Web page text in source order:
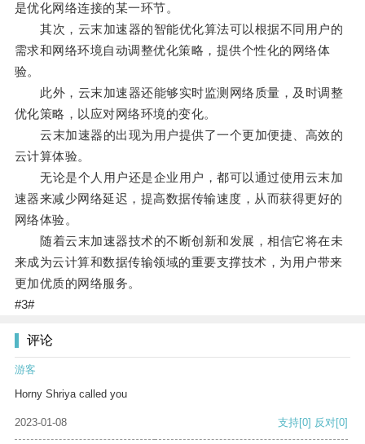
是优化网络连接的某一环节。
其次，云末加速器的智能优化算法可以根据不同用户的
需求和网络环境自动调整优化策略，提供个性化的网络体
验。
此外，云末加速器还能够实时监测网络质量，及时调整
优化策略，以应对网络环境的变化。
云末加速器的出现为用户提供了一个更加便捷、高效的
云计算体验。
无论是个人用户还是企业用户，都可以通过使用云末加
速器来减少网络延迟，提高数据传输速度，从而获得更好的
网络体验。
随着云末加速器技术的不断创新和发展，相信它将在未
来成为云计算和数据传输领域的重要支撑技术，为用户带来
更加优质的网络服务。
#3#
评论
游客
Horny Shriya called you
2023-01-08 支持[0] 反对[0]